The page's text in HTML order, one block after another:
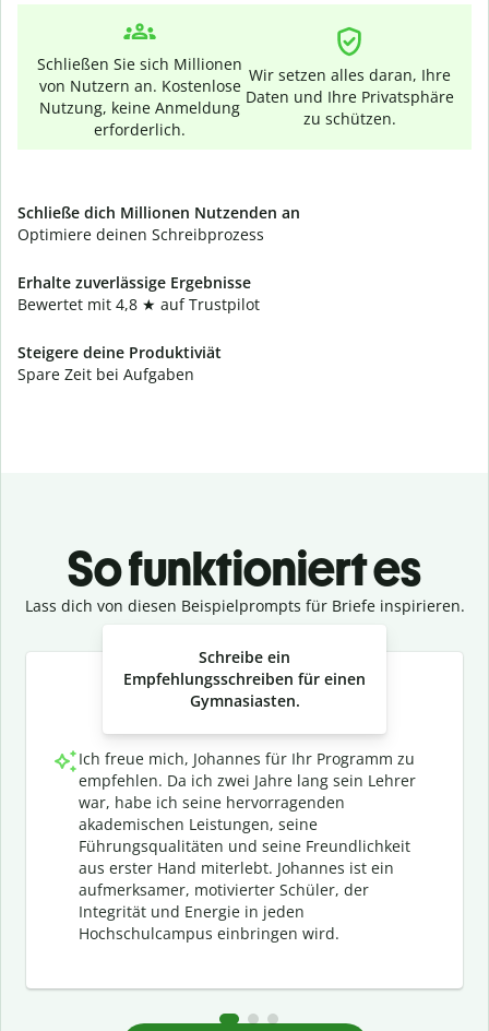
Schließen Sie sich Millionen
von Nutzern an. Kostenlose
Nutzung, keine Anmeldung
erforderlich.
Wir setzen alles daran, Ihre
Daten und Ihre Privatsphäre
zu schützen.
Schließe dich Millionen Nutzenden an
Optimiere deinen Schreibprozess
Erhalte zuverlässige Ergebnisse
Bewertet mit 4,8 ★ auf Trustpilot
Steigere deine Produktiviät
Spare Zeit bei Aufgaben
So funktioniert es
Lass dich von diesen Beispielprompts für Briefe inspirieren.
Schreibe ein
Empfehlungsschreiben für einen
Gymnasiasten.
Ich freue mich, Johannes für Ihr Programm zu
empfehlen. Da ich zwei Jahre lang sein Lehrer
war, habe ich seine hervorragenden
akademischen Leistungen, seine
Führungsqualitäten und seine Freundlichkeit
aus erster Hand miterlebt. Johannes ist ein
aufmerksamer, motivierter Schüler, der
Integrität und Energie in jeden
Hochschulcampus einbringen wird.